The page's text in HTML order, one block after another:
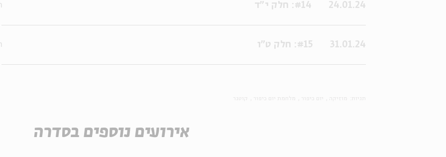
24.01.24 #14: חלק י"ד
31.01.24 #15: חלק ט"ו
אירועים נוספים בסדרה